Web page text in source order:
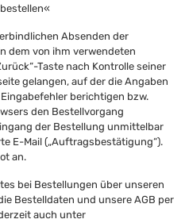
Absenden der
dem von ihm verwendeten
Taste nach Kontrolle seiner
gelangen, auf der die Angaben
berichtigen bzw.
den Bestellvorgang
der Bestellung unmittelbar
E-Mail („Auftragsbestätigung“).
an.
bei Bestellungen über unseren
Bestelldaten und unsere AGB per
auch unter